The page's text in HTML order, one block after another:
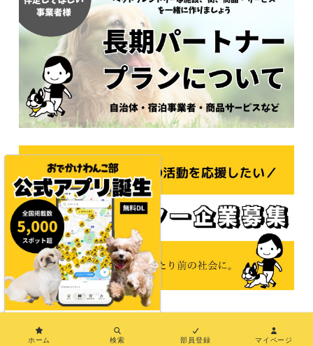
© 2021おでかけわんこ部
ホーム 検索 部員登録 マイページ